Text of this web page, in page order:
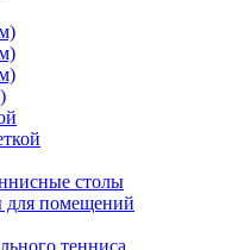
столы
для помещений
тенниса